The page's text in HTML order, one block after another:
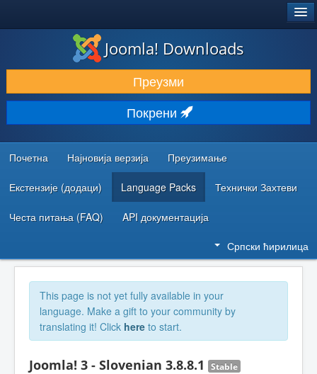
ПРЕУЗИМАЊЕ И ПРОШИРЕЊА (ЕКСТЕНЗИЈЕ)
ОТКРИЈТЕ И НАУЧИТЕ
ЗАЈЕДНИЦА И ПОДРШКА
РЕСУРСИ ЗА РАЗВОЈ
Joomla! Downloads
Преузми
Покрени
Почетна Најновија верзија Преузимање
Екстензије (додаци) Language Packs Технички Захтеви
Честа питања (FAQ) API документација
Српски ћирилица
This page is not yet fully available in your
language. Make a gift to your community by
translating it! Click here to start.
Joomla! 3 - Slovenian 3.8.8.1 Stable